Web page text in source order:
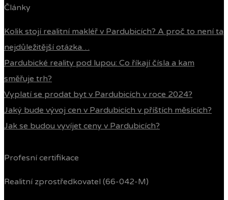
Články
Kolik stojí realitní makléř v Pardubicích? A proč to není ta
nejdůležitější otázka…
Pardubické reality pod lupou: Co říkají čísla a kam
směřuje trh?
Vyplatí se prodat byt v Pardubicích v roce 2024?
Jaký bude vývoj cen v Pardubicích v příštích měsících?
Jak se budou vyvíjet ceny v Pardubicích?
Profesní certifikace
Realitní zprostředkovatel (66-042-M)